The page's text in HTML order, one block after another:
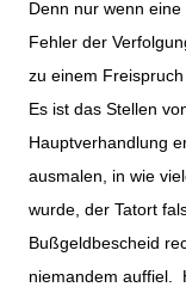
Denn nur wenn
Fehler der
zu einem
Es ist das Stellen
Hauptverhandlung
ausmalen, in wie
wurde, der Tatort
Bußgeldbescheid
niemandem auffiel.